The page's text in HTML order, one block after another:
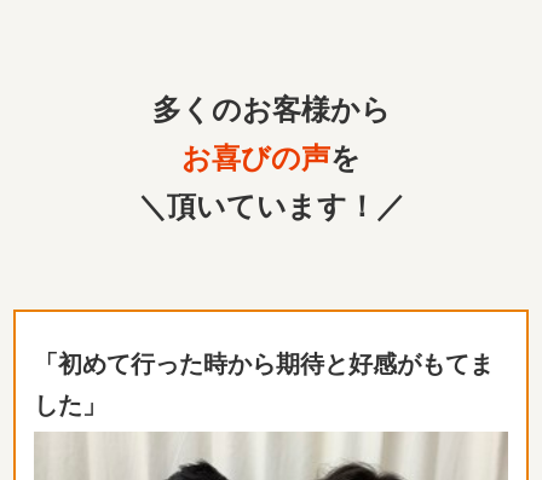
多くのお客様から
お喜びの声を
＼頂いています！／
「初めて行った時から期待と好感がもてま
した」